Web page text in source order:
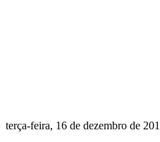
terça-feira, 16 de dezembro de